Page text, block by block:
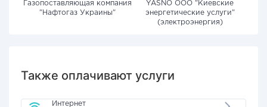
Газопоставляющая компания
"Нафтогаз Украины"
YASNO OOO "Киевские
энергетические услуги"
(электроэнергия)
Также оплачивают услуги
Интернет